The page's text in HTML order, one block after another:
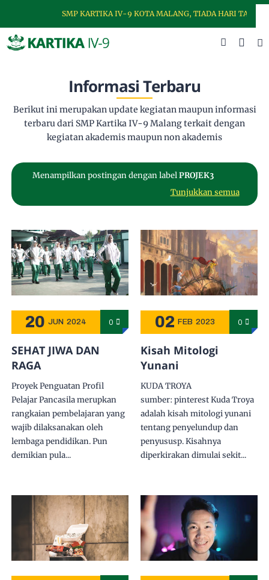
SMP KARTIKA IV-9 KOTA MALANG, TIADA HARI TANPA
Informasi Terbaru
Berikut ini merupakan update kegiatan maupun informasi
terbaru dari SMP Kartika IV-9 Malang terkait dengan
kegiatan akademis maupun non akademis
Menampilkan postingan dengan labelPROJEK3
Tunjukkan semua
20 JUN 2024 0
SEHAT JIWA DAN
RAGA
Proyek Penguatan Profil
Pelajar Pancasila merupkan
rangkaian pembelajaran yang
wajib dilaksanakan oleh
lembaga pendidikan. Pun
demikian pula...
02 FEB 2023 0
Kisah Mitologi
Yunani
KUDA TROYA
sumber: pinterest Kuda Troya
adalah kisah mitologi yunani
tentang penyelundup dan
penyususp. Kisahnya
diperkirakan dimulai sekit...